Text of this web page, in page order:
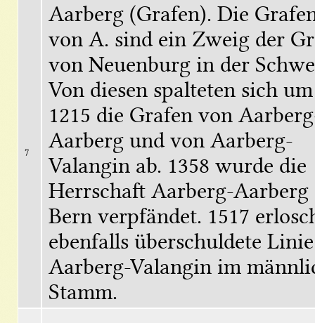
7
Aarberg (Grafen). Die
von A. sind ein Zweig der
von Neuenburg in der
Von diesen spalteten sich um
1215 die Grafen von
Aarberg und von Aarberg-
Valangin ab. 1358 wurde die
Herrschaft Aarberg-Aarberg
Bern verpfändet. 1517
ebenfalls überschuldete Linie
Aarberg-Valangin im
Stamm.